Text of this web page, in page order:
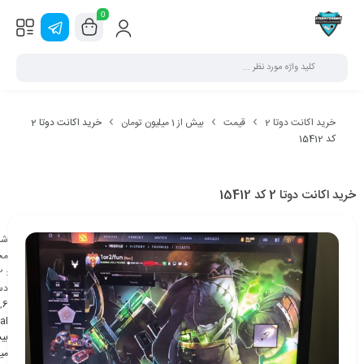
0
خرید اکانت دوتا 2 قیمت بیش از 1 میلیون تومان
خرید اکانت دوتا 2
کد 15412
خرید اکانت دوتا 2 کد 15412
:
6